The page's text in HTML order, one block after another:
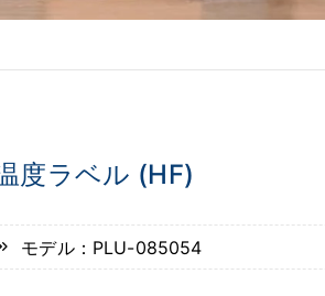
度ラベル (HF)
モデル：PLU-085054